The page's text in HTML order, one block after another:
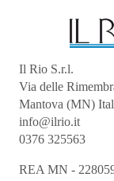
Il Rio S.r.l.
Via delle
Mantova (MN)
info@ilrio.it
0376 325563
REA MN -